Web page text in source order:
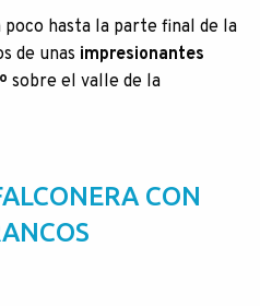
hasta la parte final de la
de unas impresionantes
sobre el valle de la
CON